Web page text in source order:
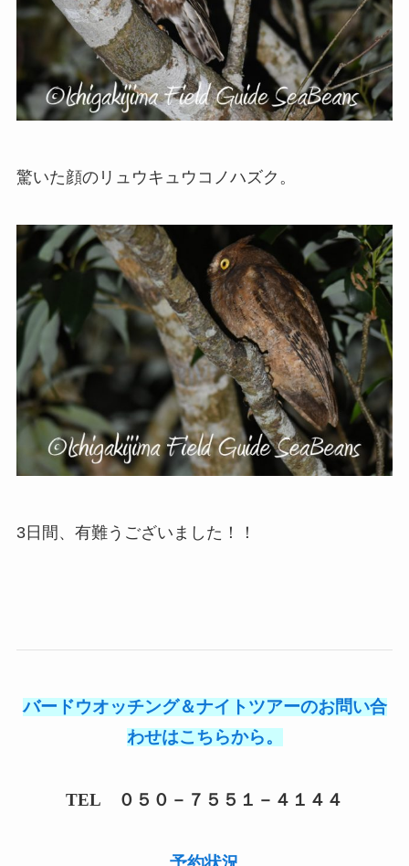
驚いた顔のリュウキュウコノハズク。
3日間、有難うございました！！
バードウオッチング＆ナイトツアーのお問い合
わせはこちらから。
TEL ０５０－７５５１－４１４４